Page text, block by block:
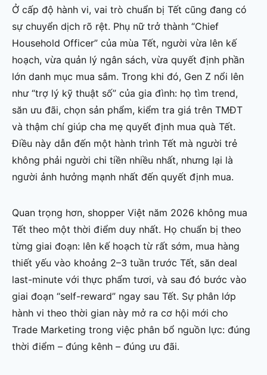
Ở cấp độ hành vi, vai trò chuẩn bị Tết cũng đang có
sự chuyển dịch rõ rệt. Phụ nữ trở thành “Chief
Household Officer” của mùa Tết, người vừa lên kế
hoạch, vừa quản lý ngân sách, vừa quyết định phần
lớn danh mục mua sắm. Trong khi đó, Gen Z nổi lên
như “trợ lý kỹ thuật số” của gia đình: họ tìm trend,
săn ưu đãi, chọn sản phẩm, kiểm tra giá trên TMĐT
và thậm chí giúp cha mẹ quyết định mua quà Tết.
Điều này dẫn đến một hành trình Tết mà người trẻ
không phải người chi tiền nhiều nhất, nhưng lại là
người ảnh hưởng mạnh nhất đến quyết định mua.
Quan trọng hơn, shopper Việt năm 2026 không mua
Tết theo một thời điểm duy nhất. Họ chuẩn bị theo
từng giai đoạn: lên kế hoạch từ rất sớm, mua hàng
thiết yếu vào khoảng 2–3 tuần trước Tết, săn deal
last-minute với thực phẩm tươi, và sau đó bước vào
giai đoạn “self-reward” ngay sau Tết. Sự phân lớp
hành vi theo thời gian này mở ra cơ hội mới cho
Trade Marketing trong việc phân bổ nguồn lực: đúng
thời điểm – đúng kênh – đúng ưu đãi.